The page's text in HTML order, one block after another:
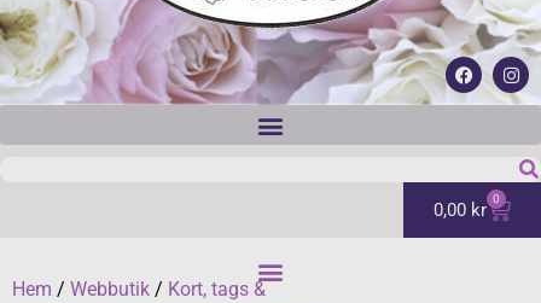
0,00 kr 0
Hem / Webbutik / Kort, tags &